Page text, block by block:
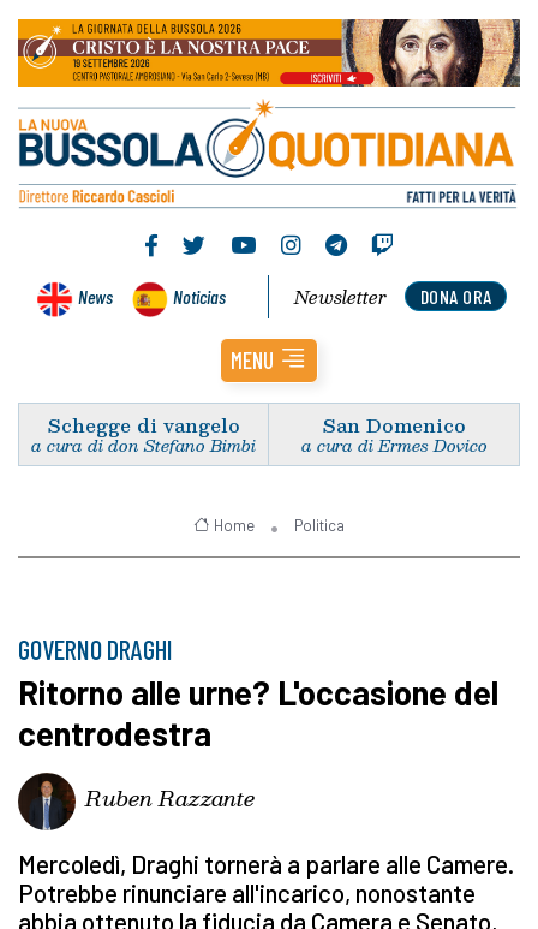
News Noticias DONA ORA
Newsletter
MENU
Schegge di vangelo
a cura di don Stefano Bimbi
San Domenico
a cura di Ermes Dovico
Home Politica
GOVERNO DRAGHI
Ritorno alle urne? L'occasione del
centrodestra
Ruben Razzante
Mercoledì, Draghi tornerà a parlare alle Camere.
Potrebbe rinunciare all'incarico, nonostante
abbia ottenuto la fiducia da Camera e Senato,